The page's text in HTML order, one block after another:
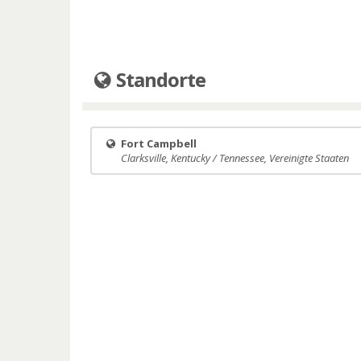
Standorte
Fort Campbell
Clarksville, Kentucky / Tennessee, Vereinigte Staaten